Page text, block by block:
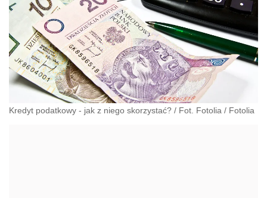
Kredyt podatkowy - jak z niego skorzystać? / Fot. Fotolia / Fotolia